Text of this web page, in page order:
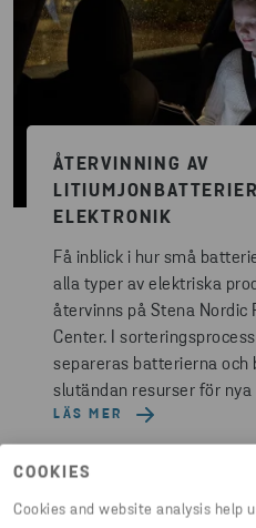
COOKIES
Cookies and website analysis help
ÅTERVINNING AV
ELEKTRONIK
Få inblick i hur små
alla typer av elektriska
återvinns på Stena Nordic
Center. I
separeras batterierna och
slutändan resurser för nya
LÄS MER